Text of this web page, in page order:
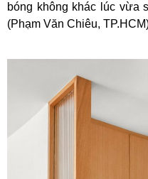
bóng không khác lúc vừa
(Phạm Văn Chiêu,